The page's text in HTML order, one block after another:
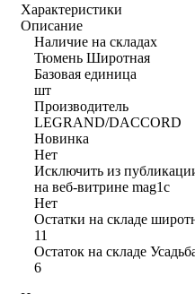
Характеристики
Описание
Наличие на складах
Тюмень Широтная
Базовая единица
шт
Производитель
LEGRAND/DACCORD
Новинка
Нет
Исключить из
на веб-витрине mag1c
Нет
Остатки на складе
11
Остаток на складе
6